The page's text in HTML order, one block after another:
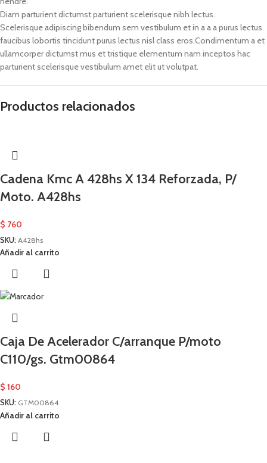
Diam parturient dictumst parturient scelerisque nibh lectus.
Scelerisque adipiscing bibendum sem vestibulum et in a a a purus lectus
faucibus lobortis tincidunt purus lectus nisl class eros.Condimentum a et
ullamcorper dictumst mus et tristique elementum nam inceptos hac
parturient scelerisque vestibulum amet elit ut volutpat.
Productos relacionados
Cadena Kmc A 428hs X 134 Reforzada, P/
Moto. A428hs
$ 760
SKU: A428hs
Añadir al carrito
Caja De Acelerador C/arranque P/moto
C110/gs. Gtm00864
$ 160
SKU: GTM00864
Añadir al carrito